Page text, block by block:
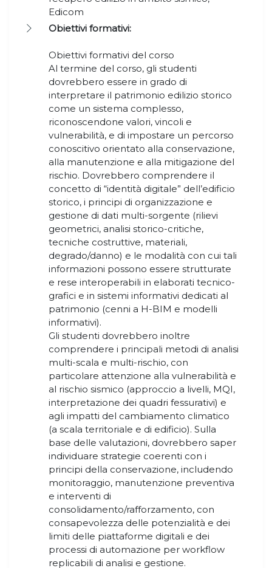
Edicom
Obiettivi formativi:
Obiettivi formativi del corso
Al termine del corso, gli studenti
dovrebbero essere in grado di
interpretare il patrimonio edilizio storico
come un sistema complesso,
riconoscendone valori, vincoli e
vulnerabilità, e di impostare un percorso
conoscitivo orientato alla conservazione,
alla manutenzione e alla mitigazione del
rischio. Dovrebbero comprendere il
concetto di “identità digitale” dell’edificio
storico, i principi di organizzazione e
gestione di dati multi-sorgente (rilievi
geometrici, analisi storico-critiche,
tecniche costruttive, materiali,
degrado/danno) e le modalità con cui tali
informazioni possono essere strutturate
e rese interoperabili in elaborati tecnico-
grafici e in sistemi informativi dedicati al
patrimonio (cenni a H-BIM e modelli
informativi).
Gli studenti dovrebbero inoltre
comprendere i principali metodi di analisi
multi-scala e multi-rischio, con
particolare attenzione alla vulnerabilità e
al rischio sismico (approccio a livelli, MQI,
interpretazione dei quadri fessurativi) e
agli impatti del cambiamento climatico
(a scala territoriale e di edificio). Sulla
base delle valutazioni, dovrebbero saper
individuare strategie coerenti con i
principi della conservazione, includendo
monitoraggio, manutenzione preventiva
e interventi di
consolidamento/rafforzamento, con
consapevolezza delle potenzialità e dei
limiti delle piattaforme digitali e dei
processi di automazione per workflow
replicabili di analisi e gestione.